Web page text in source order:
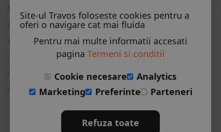
Contact
Termeni si conditii
Intrebari frecvente
Cum functioneaza
Cauta rezervare
Instagram
Skype
Vizitati Bulgaria
Vizitati Grecia
Vizitati Turcia
Site-ul Travos foloseste cookies pentru a
oferi o navigare cat mai fluida
Pentru mai multe informatii accesati
pagina Termeni si conditii
Cookie necesare
Analytics
Marketing
Preferinte Parteneri
Refuza toate